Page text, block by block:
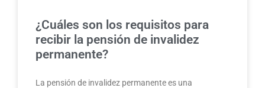
¿Cuáles son los requisitos para
recibir la pensión de invalidez
permanente?
La pensión de invalidez permanente es una